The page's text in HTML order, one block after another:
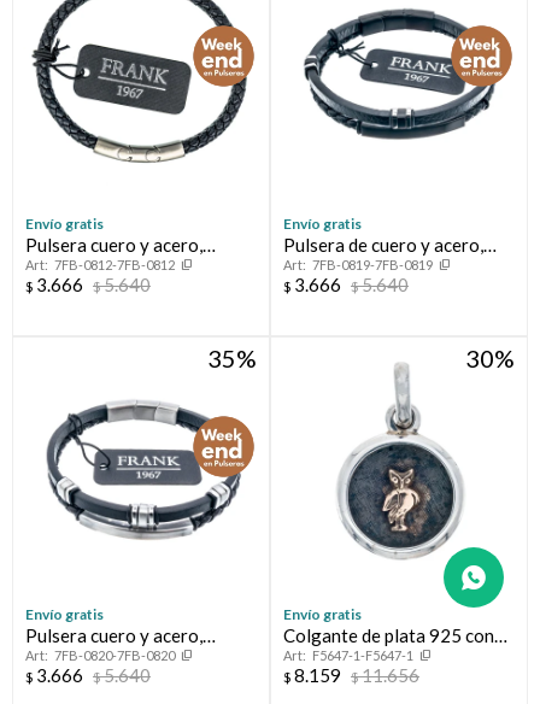
Envío gratis
Pulsera cuero y acero,
FRANK7FB-0812-7FB-0812
$ 3.666 $5.640
Envío gratis
Pulsera de cuero y acero,
FRANK7FB-0819-7FB-0819
$ 3.666 $5.640
35
Envío gratis
Pulsera cuero y acero,
FRANK7FB-0820-7FB-0820
$ 3.666 $5.640
30
Envío gratis
Colgante de plata 925 con
oro de 10 ktes DOCENTE
F5647-1-F5647-1
$ 8.159 $11.656